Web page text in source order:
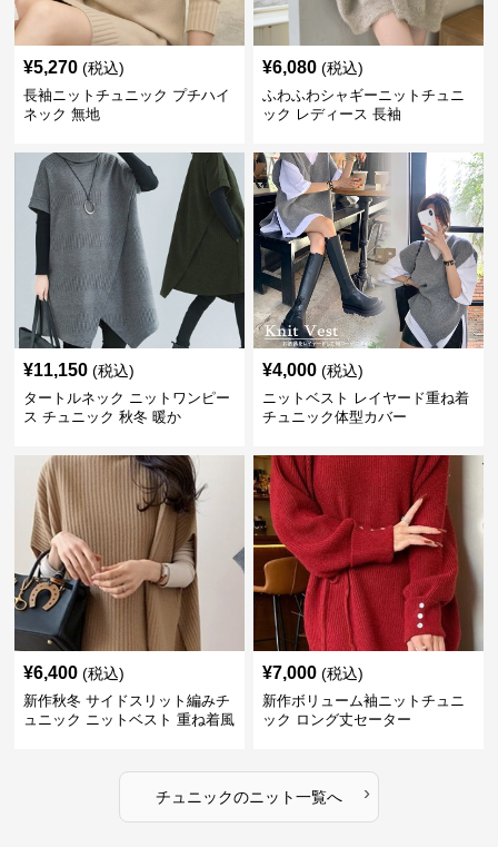
¥5,270 (税込)
長袖ニットチュニック プチハイ
ネック 無地
¥6,080 (税込)
ふわふわシャギーニットチュニ
ック レディース 長袖
¥11,150 (税込)
タートルネック ニットワンピー
ス チュニック 秋冬 暖か
¥4,000 (税込)
ニットベスト レイヤード重ね着
チュニック体型カバー
¥6,400 (税込)
新作秋冬 サイドスリット編みチ
ュニック ニットベスト 重ね着風
¥7,000 (税込)
新作ボリューム袖ニットチュニ
ック ロング丈セーター
チュニックのニット一覧へ ›